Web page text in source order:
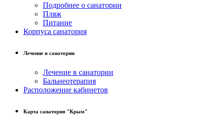
Подробнее о санатории
Пляж
Питание
Корпуса санатория
Лечение в санатории
Лечение в санатории
Бальнеотерапия
Расположение кабинетов
Карта санатория "Крым"